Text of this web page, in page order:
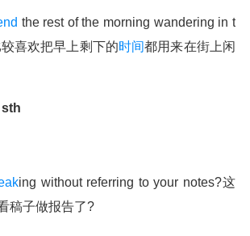
the rest of the morning wandering in t
喜欢把早上剩下的时间都用来在街上闲
ing without referring to your notes?这
稿子做报告了?